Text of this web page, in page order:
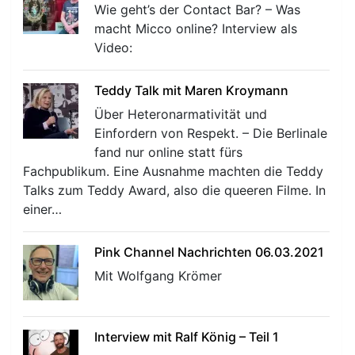
Wie geht’s der Contact Bar? – Was
macht Micco online? Interview als
Video:
Teddy Talk mit Maren Kroymann
Über Heteronarmativität und
Einfordern von Respekt. – Die Berlinale
fand nur online statt fürs
Fachpublikum. Eine Ausnahme machten die Teddy
Talks zum Teddy Award, also die queeren Filme. In
einer…
Pink Channel Nachrichten 06.03.2021
Mit Wolfgang Krömer
Interview mit Ralf König – Teil 1